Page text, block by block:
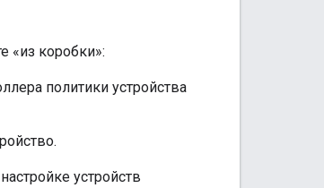
«из коробки»:
политики устройства
устройств